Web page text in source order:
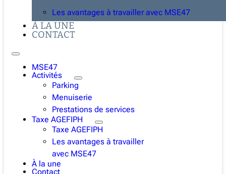
Les avantages à travailler avec MSE47
À LA UNE
CONTACT
MSE47
Activités
Parking
Menuiserie
Prestations de services
Taxe AGEFIPH
Taxe AGEFIPH
Les avantages à travailler
avec MSE47
À la une
Contact